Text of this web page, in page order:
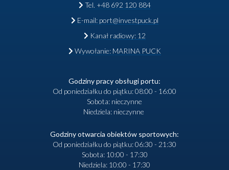
Tel. +48 692 120 884
E-mail: port@investpuck.pl
Kanał radiowy: 12
Wywołanie: MARINA PUCK
Godziny pracy obsługi portu:
Od poniedziałku do piątku: 08:00 - 16:00
Sobota: nieczynne
Niedziela: nieczynne
Godziny otwarcia obiektów sportowych:
Od poniedziałku do piątku: 06:30 - 21:30
Sobota: 10:00 - 17:30
Niedziela: 10:00 - 17:30